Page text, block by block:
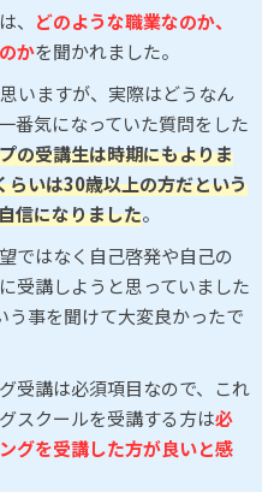
、 どのような職業なのか、
かを聞かれました。
いますが、実際はどうなん
番気になっていた質問をした
の受講生は時期にもよりま
らいは30歳以上の方だという
信になりました。
ではなく自己啓発や自己の
受講しようと思っていました
う事を聞けて大変良かったで
受講は必須項目なので、これ
スクールを受講する方は必
グを受講した方が良いと感